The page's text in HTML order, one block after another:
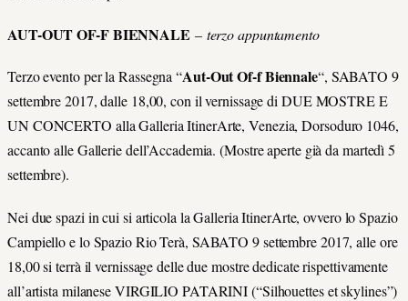
AUT-OUT OF-F BIENNALE – terzo appuntamento
Terzo evento per la Rassegna “Aut-Out Of-f Biennale“, SABATO 9
settembre 2017, dalle 18,00, con il vernissage di DUE MOSTRE E
UN CONCERTO alla Galleria ItinerArte, Venezia, Dorsoduro 1046,
accanto alle Gallerie dell’Accademia. (Mostre aperte già da martedì 5
settembre).
Nei due spazi in cui si articola la Galleria ItinerArte, ovvero lo Spazio
Campiello e lo Spazio Rio Terà, SABATO 9 settembre 2017, alle ore
18,00 si terrà il vernissage delle due mostre dedicate rispettivamente
all’artista milanese VIRGILIO PATARINI (“Silhouettes et skylines”)